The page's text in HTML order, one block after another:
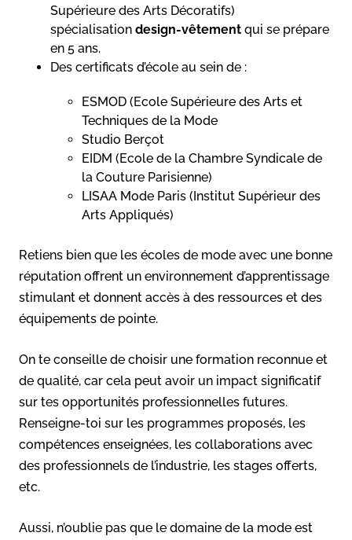
Supérieure des Arts Décoratifs)
spécialisation design-vêtement qui se prépare
en 5 ans.
Des certificats d’école au sein de :
ESMOD (Ecole Supérieure des Arts et
Techniques de la Mode
Studio Berçot
EIDM (Ecole de la Chambre Syndicale de
la Couture Parisienne)
LISAA Mode Paris (Institut Supérieur des
Arts Appliqués)
Retiens bien que les écoles de mode avec une bonne
réputation offrent un environnement d’apprentissage
stimulant et donnent accès à des ressources et des
équipements de pointe.
On te conseille de choisir une formation reconnue et
de qualité, car cela peut avoir un impact significatif
sur tes opportunités professionnelles futures.
Renseigne-toi sur les programmes proposés, les
compétences enseignées, les collaborations avec
des professionnels de l’industrie, les stages offerts,
etc.
Aussi, n’oublie pas que le domaine de la mode est